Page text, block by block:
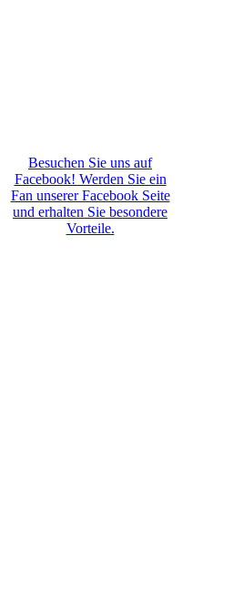
Besuchen Sie uns auf
Facebook! Werden Sie ein
Fan unserer Facebook Seite
und erhalten Sie besondere
Vorteile.